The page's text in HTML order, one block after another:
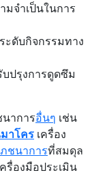
มจำเป็นในการ
ดับกิจกรรมทาง
ปรุงการดูดซึม
าการอื่นๆ เช่น
าโคร เครื่อง
ชนาการที่สมดุล
รื่องมือประเมิน